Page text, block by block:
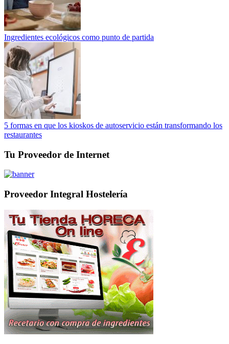
Ingredientes ecológicos como punto de partida
5 formas en que los kioskos de autoservicio están transformando los
restaurantes
Tu Proveedor de Internet
Proveedor Integral Hostelería